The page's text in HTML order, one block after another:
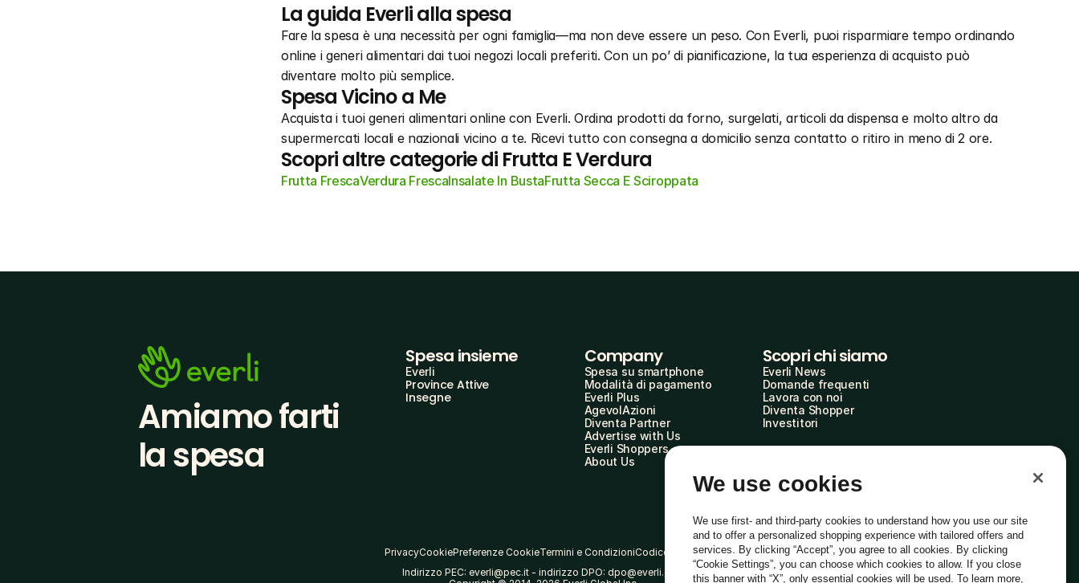
La guida Everli alla spesa
Fare la spesa è una necessità per ogni famiglia—ma non deve essere un peso. Con Everli, puoi risparmiare tempo ordinando
online i generi alimentari dai tuoi negozi locali preferiti. Con un po’ di pianificazione, la tua esperienza di acquisto può
diventare molto più semplice.
Spesa Vicino a Me
Acquista i tuoi generi alimentari online con Everli. Ordina prodotti da forno, surgelati, articoli da dispensa e molto altro da
supermercati locali e nazionali vicino a te. Ricevi tutto con consegna a domicilio senza contatto o ritiro in meno di 2 ore.
Scopri altre categorie di Frutta E Verdura
Frutta FrescaVerdura FrescaInsalate In BustaFrutta Secca E Sciroppata
Amiamo farti
la spesa
Spesa insieme
Everli
Province Attive
Insegne
Company
Spesa su smartphone
Modalità di pagamento
Everli Plus
AgevolAzioni
Diventa Partner
Advertise with Us
Everli Shoppers
About Us
Scopri chi siamo
Everli News
Domande frequenti
Lavora con noi
Diventa Shopper
Investitori
PrivacyCookiePreferenze CookieTermini e CondizioniCodice Etico
Indirizzo PEC: everli@pec.it - indirizzo DPO: dpo@everli.com
Italiano
We use cookies
We use first- and third-party cookies to understand how you use our site
and to offer a personalized shopping experience with tailored offers and
services. By clicking “Accept”, you agree to all cookies. By clicking
“Cookie Settings”, you can choose which cookies to allow. If you close
this banner with “X”, only essential cookies will be used. To learn more,